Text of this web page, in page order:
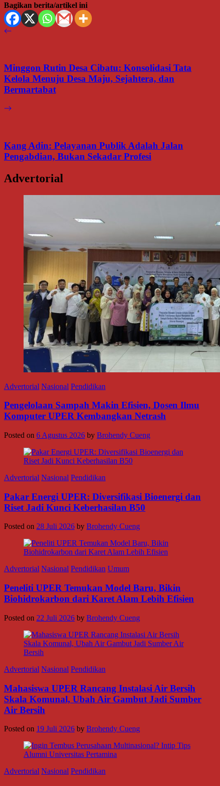
Bagikan berita/artikel ini
Minggon Rutin Desa Cibatu: Konsolidasi Tata
Kelola Menuju Desa Maju, Sejahtera, dan
Bermartabat
Kang Adin: Pelayanan Publik Adalah Jalan
Pengabdian, Bukan Sekadar Profesi
Advertorial
Advertorial Nasional Pendidikan
Pengelolaan Sampah Makin Efisien, Dosen Ilmu
Komputer UPER Kembangkan Netrash
Posted on 6 Agustus 2026 by Brohendy Cueng
Advertorial Nasional Pendidikan
Pakar Energi UPER: Diversifikasi Bioenergi dan
Riset Jadi Kunci Keberhasilan B50
Posted on 28 Juli 2026 by Brohendy Cueng
Advertorial Nasional Pendidikan Umum
Peneliti UPER Temukan Model Baru, Bikin
Biohidrokarbon dari Karet Alam Lebih Efisien
Posted on 22 Juli 2026 by Brohendy Cueng
Advertorial Nasional Pendidikan
Mahasiswa UPER Rancang Instalasi Air Bersih
Skala Komunal, Ubah Air Gambut Jadi Sumber
Air Bersih
Posted on 19 Juli 2026 by Brohendy Cueng
Advertorial Nasional Pendidikan